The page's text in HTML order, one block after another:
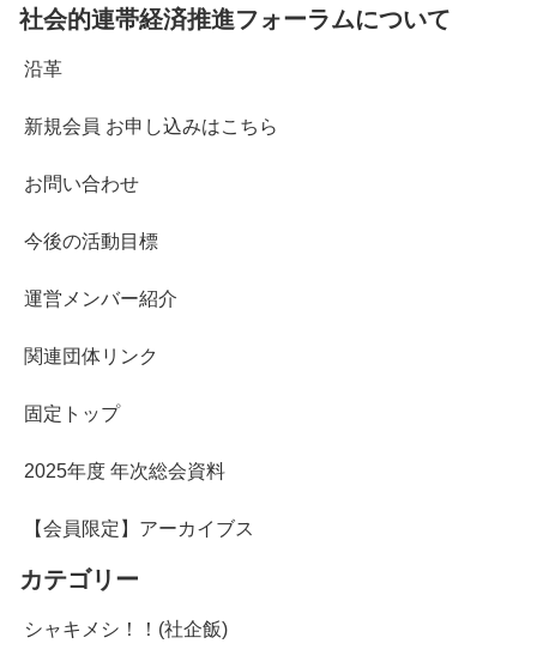
社会的連帯経済推進フォーラムについて
沿革
新規会員 お申し込みはこちら
お問い合わせ
今後の活動目標
運営メンバー紹介
関連団体リンク
固定トップ
2025年度 年次総会資料
【会員限定】アーカイブス
カテゴリー
シャキメシ！！(社企飯)